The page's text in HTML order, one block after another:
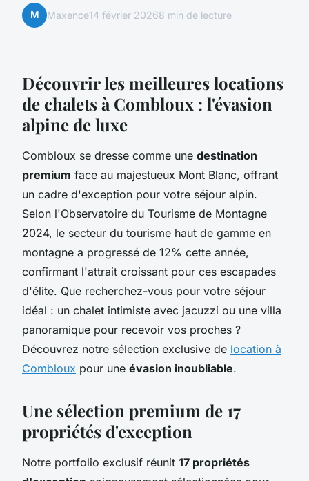
M Maxence14 février 20268 min de lecture
Découvrir les meilleures locations
de chalets à Combloux : l'évasion
alpine de luxe
Combloux se dresse comme une destination
premium face au majestueux Mont Blanc, offrant
un cadre d'exception pour votre séjour alpin.
Selon l'Observatoire du Tourisme de Montagne
2024, le secteur du tourisme haut de gamme en
montagne a progressé de 12% cette année,
confirmant l'attrait croissant pour ces escapades
d'élite. Que recherchez-vous pour votre séjour
idéal : un chalet intimiste avec jacuzzi ou une villa
panoramique pour recevoir vos proches ?
Découvrez notre sélection exclusive de location à
Combloux pour une évasion inoubliable.
Une sélection premium de 17
propriétés d'exception
Notre portfolio exclusif réunit 17 propriétés